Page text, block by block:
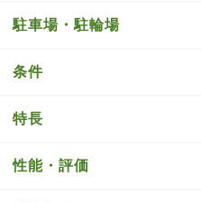
駐車場・駐輪場
条件
特長
性能・評価